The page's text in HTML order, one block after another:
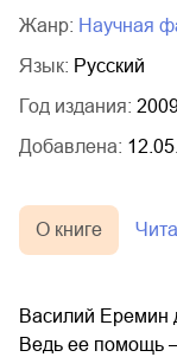
Жанр:
научная
Язык: Русский
Год издания:
Добавлена:
О книге
Василий Еремин
Ведь ее помощь